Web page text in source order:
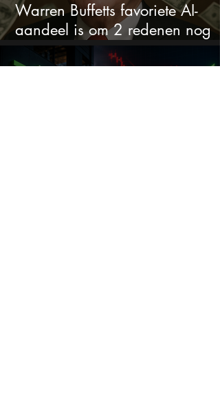
Warren Buffetts favoriete AI-
aandeel is om 2 redenen nog
steeds koopwaardig